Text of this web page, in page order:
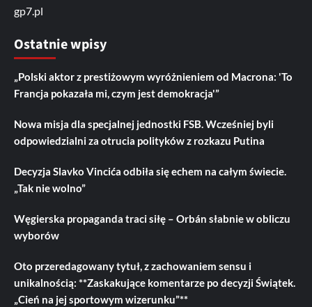
gp7.pl
Ostatnie wpisy
„Polski aktor z prestiżowym wyróżnieniem od Macrona: 'To
Francja pokazała mi, czym jest demokracja'”
Nowa misja dla specjalnej jednostki FSB. Wcześniej byli
odpowiedzialni za otrucia polityków z rozkazu Putina
Decyzja Slavko Vincića odbiła się echem na całym świecie.
„Tak nie wolno”
Węgierska propaganda traci siłę – Orbán słabnie w obliczu
wyborów
Oto przeredagowany tytuł, z zachowaniem sensu i
unikalnością: **Zaskakujące komentarze po decyzji Świątek.
„Cień na jej sportowym wizerunku”**